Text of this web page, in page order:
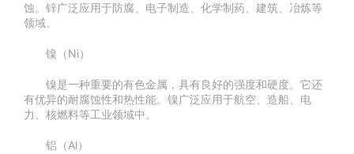
蚀。锌广泛应用于防腐、电子制造、化学制药、建筑、冶炼等
领域。
镍（Ni）
镍是一种重要的有色金属，具有良好的强度和硬度。它还
有优异的耐腐蚀性和热性能。镍广泛应用于航空、造船、电
力、核燃料等工业领域中。
铝（Al）